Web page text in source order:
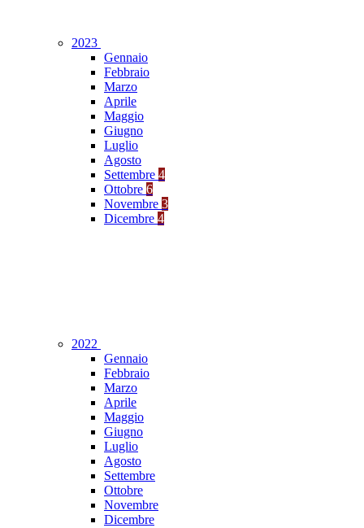
2023
Gennaio
Febbraio
Marzo
Aprile
Maggio
Giugno
Luglio
Agosto
Settembre 4
Ottobre 6
Novembre 3
Dicembre 4
2022
Gennaio
Febbraio
Marzo
Aprile
Maggio
Giugno
Luglio
Agosto
Settembre
Ottobre
Novembre
Dicembre